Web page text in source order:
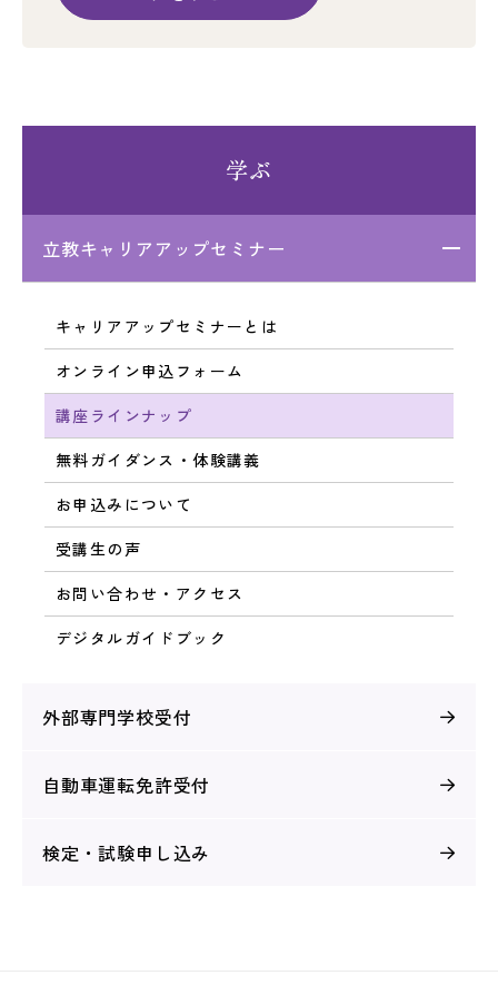
学ぶ
立教キャリアアップセミナー
キャリアアップセミナーとは
オンライン申込フォーム
講座ラインナップ
無料ガイダンス・体験講義
お申込みについて
受講生の声
お問い合わせ・アクセス
デジタルガイドブック
外部専門学校受付
自動車運転免許受付
検定・試験申し込み